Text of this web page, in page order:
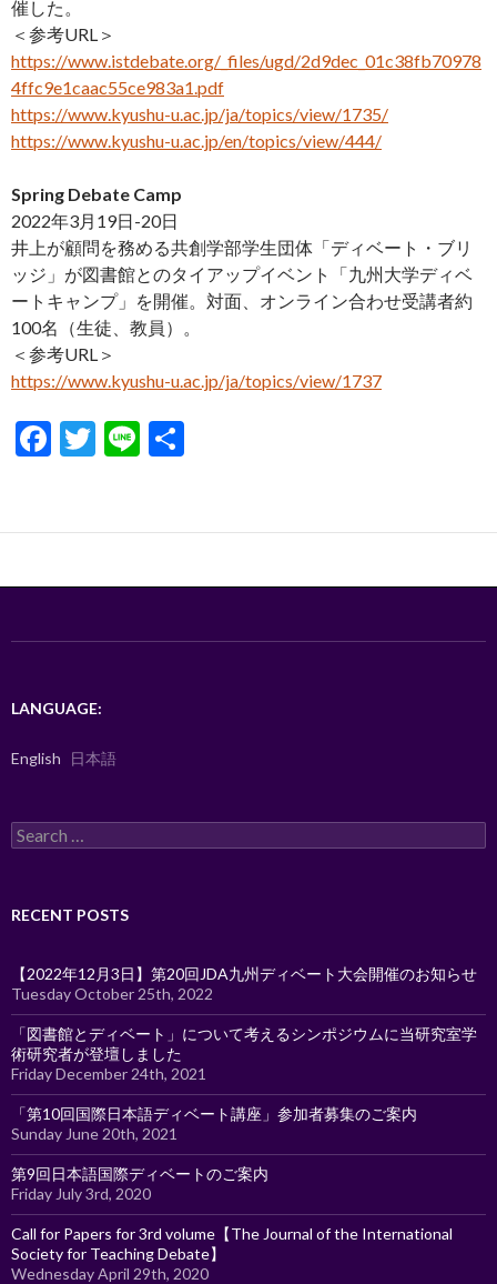
催した。
＜参考URL＞
https://www.istdebate.org/_files/ugd/2d9dec_01c38fb70978
4ffc9e1caac55ce983a1.pdf
https://www.kyushu-u.ac.jp/ja/topics/view/1735/
https://www.kyushu-u.ac.jp/en/topics/view/444/
Spring Debate Camp
2022年3月19日-20日
井上が顧問を務める共創学部学生団体「ディベート・ブリ
ッジ」が図書館とのタイアップイベント「九州大学ディベ
ートキャンプ」を開催。対面、オンライン合わせ受講者約
100名（生徒、教員）。
＜参考URL＞
https://www.kyushu-u.ac.jp/ja/topics/view/1737
F
b
o
k
T
er
Li
e
LANGUAGE:
English 日本語
Search
for:
RECENT POSTS
【2022年12月3日】第20回JDA九州ディベート大会開催のお知らせ
Tuesday October 25th, 2022
「図書館とディベート」について考えるシンポジウムに当研究室学
術研究者が登壇しました
Friday December 24th, 2021
「第10回国際日本語ディベート講座」参加者募集のご案内
Sunday June 20th, 2021
第9回日本語国際ディベートのご案内
Friday July 3rd, 2020
Call for Papers for 3rd volume【The Journal of the International
Society for Teaching Debate】
Wednesday April 29th, 2020